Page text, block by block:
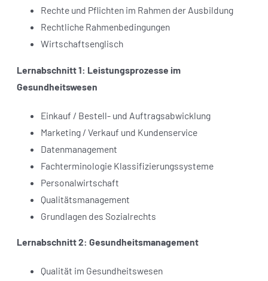
Rechte und Pflichten im Rahmen der Ausbildung
Rechtliche Rahmenbedingungen
Wirtschaftsenglisch
Lernabschnitt 1: Leistungsprozesse im
Gesundheitswesen
Einkauf / Bestell- und Auftragsabwicklung
Marketing / Verkauf und Kundenservice
Datenmanagement
Fachterminologie Klassifizierungssysteme
Personalwirtschaft
Qualitätsmanagement
Grundlagen des Sozialrechts
Lernabschnitt 2: Gesundheitsmanagement
Qualität im Gesundheitswesen